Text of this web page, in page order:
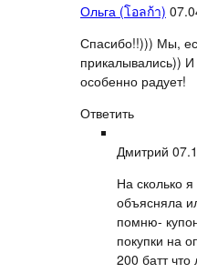
Ольга (โอลก้า)
Спасибо!!))) Мы,
прикалывались))
особенно радует!
Ответить
Дмитрий
На сколько
объясняла
помню-
покупки на
200 батт что